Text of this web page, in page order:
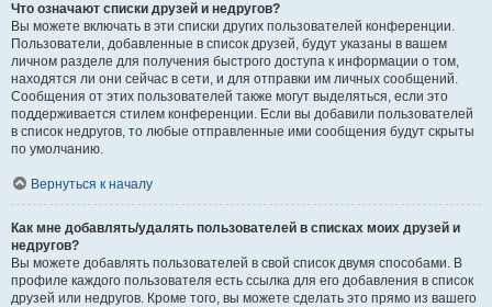
Что означают списки друзей и недругов?
Вы можете включать в эти списки других пользователей конференции.
Пользователи, добавленные в список друзей, будут указаны в вашем
личном разделе для получения быстрого доступа к информации о том,
находятся ли они сейчас в сети, и для отправки им личных сообщений.
Сообщения от этих пользователей также могут выделяться, если это
поддерживается стилем конференции. Если вы добавили пользователей
в список недругов, то любые отправленные ими сообщения будут скрыты
по умолчанию.
Вернуться к началу
Как мне добавлять/удалять пользователей в списках моих друзей и
недругов?
Вы можете добавлять пользователей в свой список двумя способами. В
профиле каждого пользователя есть ссылка для его добавления в список
друзей или недругов. Кроме того, вы можете сделать это прямо из вашего